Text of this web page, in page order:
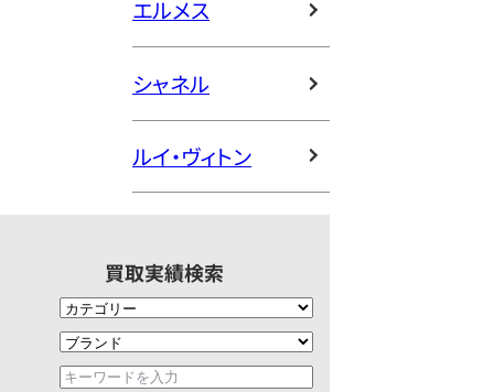
エルメス
シャネル
ルイ・ヴィトン
買取実績検索